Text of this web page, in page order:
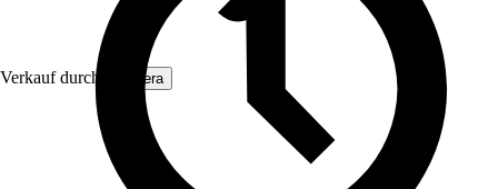
Verkauf durch: Nestera